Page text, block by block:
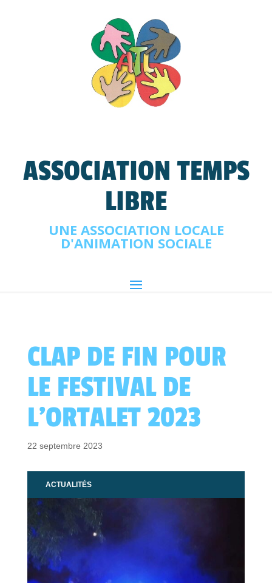
ASSOCIATION TEMPS
LIBRE
UNE ASSOCIATION LOCALE
D'ANIMATION SOCIALE
CLAP DE FIN POUR
LE FESTIVAL DE
L’ORTALET 2023
22 septembre 2023
ACTUALITÉS